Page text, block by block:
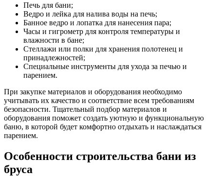
Печь для бани;
Ведро и лейка для налива воды на печь;
Банное ведро и лопатка для нанесения пара;
Часы и гигрометр для контроля температуры и
влажности в бане;
Стеллажи или полки для хранения полотенец и
принадлежностей;
Специальные инструменты для ухода за печью и
парением.
При закупке материалов и оборудования необходимо
учитывать их качество и соответствие всем требованиям
безопасности. Тщательный подбор материалов и
оборудования поможет создать уютную и функциональную
баню, в которой будет комфортно отдыхать и наслаждаться
парением.
Особенности строительства бани из
бруса